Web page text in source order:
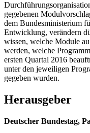
gegebenen
dem Bundesministerium
Entwicklung, verändern
wissen, welche Module
werden, welche
ersten Quartal 2016
unter den jeweiligen
gegeben wurden.
Herausgeber
Deutscher Bundestag,